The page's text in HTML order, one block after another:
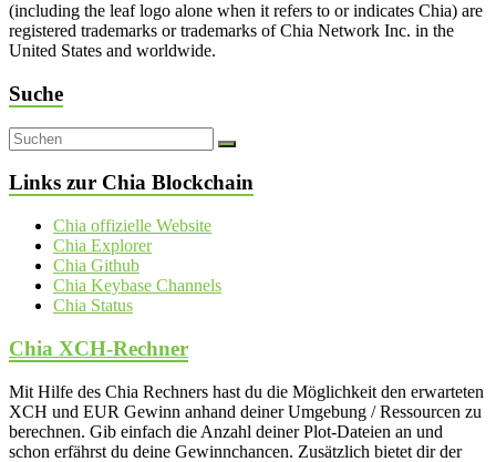
(including the leaf logo alone when it refers to or indicates Chia) are
registered trademarks or trademarks of Chia Network Inc. in the
United States and worldwide.
Suche
Links zur Chia Blockchain
Chia offizielle Website
Chia Explorer
Chia Github
Chia Keybase Channels
Chia Status
Chia XCH-Rechner
Mit Hilfe des Chia Rechners hast du die Möglichkeit den erwarteten
XCH und EUR Gewinn anhand deiner Umgebung / Ressourcen zu
berechnen. Gib einfach die Anzahl deiner Plot-Dateien an und
schon erfährst du deine Gewinnchancen. Zusätzlich bietet dir der